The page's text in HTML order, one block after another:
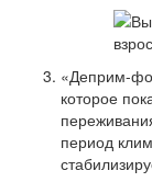
«Деприм-
которое
период